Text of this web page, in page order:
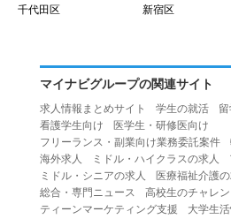
１３.「中途解約」とは、賃貸借契
１.利用者は、本サービスを利用す
とします。
（１）重複、虚偽の情報、または
る行為
（２）第三者になりすまして本サ
（３）当社または第三者の著作権
千代田区 新宿区
マイナビグループの関連サイト
求人情報まとめサイト 学生の就活
看護学生向け
医学生・研修医向け
フリーランス・副業向け業務委託案件
海外求人
ミドル・ハイクラスの求人
ミドル・シニアの求人
医療福祉介護
総合・専門ニュース
高校生のチャレ
ティーンマーケティング支援
大学生